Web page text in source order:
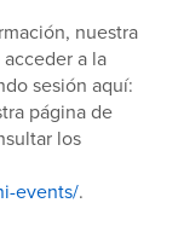
nuestra
a la
sesión aquí:
página de
los
events/.